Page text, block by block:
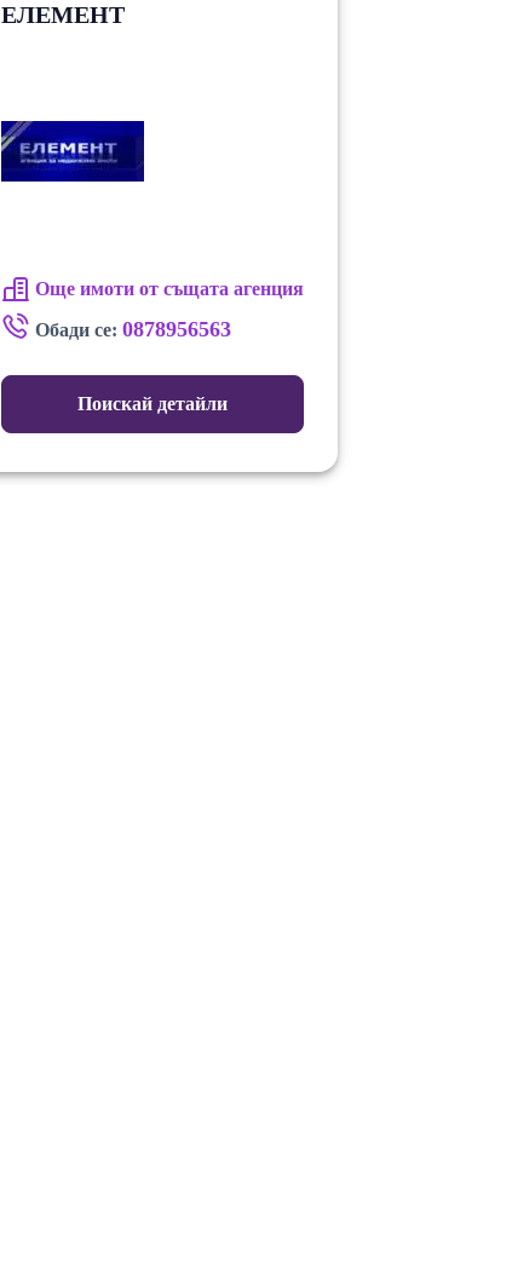
ЕЛЕМЕНТ
Още имоти от същата агенция
Обади се: 0878956563
Поискай детайли